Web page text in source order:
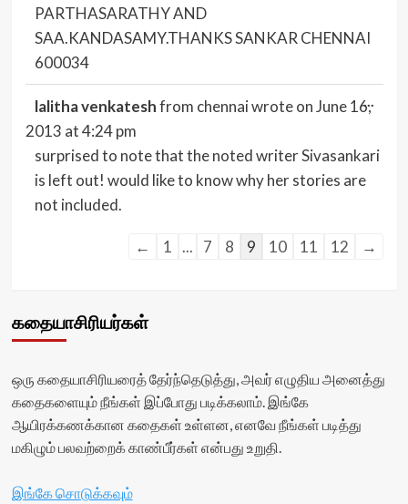
PARTHASARATHY AND
SAA.KANDASAMY.THANKS SANKAR CHENNAI
600034
lalitha venkateshfrom chennaiwrote onJune 16,
2013 at4:24 pm
surprised to note that the noted writer Sivasankari
is left out! would like to know why her stories are
not included.
...
Guestbook
← 1 ... 7 8 9 10 11 12 →
கதையாசிரியர்கள்
ஒரு கதையாசிரியரைத் தேர்ந்தெடுத்து, அவர் எழுதிய அனைத்து
கதைகளையும் நீங்கள் இப்போது படிக்கலாம். இங்கே
ஆயிரக்கணக்கான கதைகள் உள்ளன, எனவே நீங்கள் படித்து
மகிழும் பலவற்றைக் காண்பீர்கள் என்பது உறுதி.
இங்கே சொடுக்கவும்